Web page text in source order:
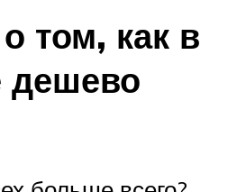
том, как в
дешево